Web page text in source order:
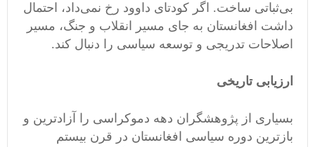
بی‌ثباتی ساخت. اگر کودتای داوود رخ نمی‌داد، احتمال
داشت افغانستان به جای مسیر انقلاب و جنگ، مسیر
اصلاحات تدریجی و توسعه سیاسی را دنبال کند.
ارزیابی تاریخی
بسیاری از پژوهشگران دهه دموکراسی را آزادترین و
بازترین دوره سیاسی افغانستان در قرن بیستم